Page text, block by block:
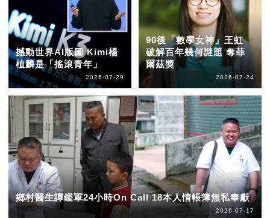
撼動世界AI版圖 Kimi楊
植麟是「搖滾青年」
2026-07-29
90後「數學女神」王虹
破解百年幾何謎題 奪菲
爾茲獎
2026-07-24
鄉村醫生譚鑑軍24小時On Call 18本人情帳簿無私奉獻
2026-07-17